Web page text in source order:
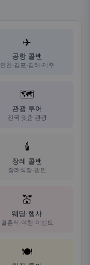
✈️
공항 콜밴
인천·김포·김해·제주
🗺️
관광 투어
전국 맞춤 관광
🕯️
장례 콜밴
장례식장·발인
💒
웨딩·행사
결혼식·여행·이벤트
🍽️